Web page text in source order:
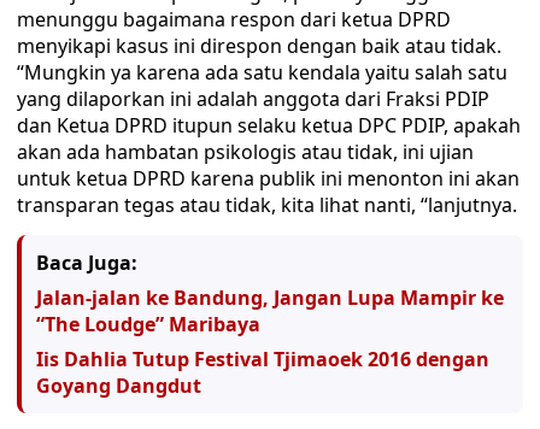
menunggu bagaimana respon dari ketua DPRD
menyikapi kasus ini direspon dengan baik atau tidak.
“Mungkin ya karena ada satu kendala yaitu salah satu
yang dilaporkan ini adalah anggota dari Fraksi PDIP
dan Ketua DPRD itupun selaku ketua DPC PDIP, apakah
akan ada hambatan psikologis atau tidak, ini ujian
untuk ketua DPRD karena publik ini menonton ini akan
transparan tegas atau tidak, kita lihat nanti, “lanjutnya.
Baca Juga:
Jalan-jalan ke Bandung, Jangan Lupa Mampir ke
“The Loudge” Maribaya
Iis Dahlia Tutup Festival Tjimaoek 2016 dengan
Goyang Dangdut